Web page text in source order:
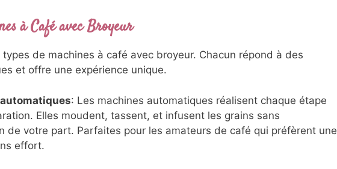
à Café avec Broyeur
de machines à café avec broyeur. Chacun répond à des
et offre une expérience unique.
: Les machines automatiques réalisent chaque étape
Elles moudent, tassent, et infusent les grains sans
de votre part. Parfaites pour les amateurs de café qui préfèrent une
effort.